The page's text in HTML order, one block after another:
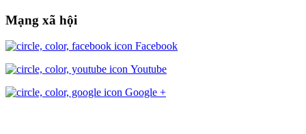
Mạng xã hội
Facebook
Youtube
Google +